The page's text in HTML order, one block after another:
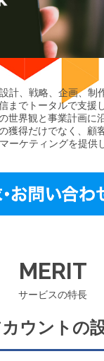
計、戦略、企画、制
までトータルで支援
世界観と事業計画に
獲得だけでなく、顧
ーケティングを提供
MERIT
サービスの特長
ウントの